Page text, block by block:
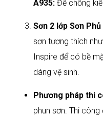
A935: Để chống
Sơn 2 lớp Sơn
sơn tương thích
Inspire để có bề
dàng vệ sinh.
Phương pháp thi
phun sơn. Thi